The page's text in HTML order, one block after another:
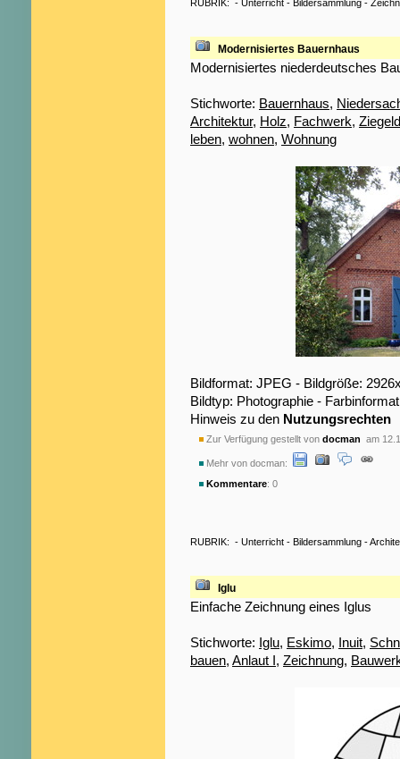
RUBRIK: - Unterricht - Bildersammlung -
Modernisiertes Bauernhaus
Modernisiertes niederdeutsches
Stichworte: Bauernhaus,
Architektur, Holz, Fachwerk,
leben, wohnen, Wohnung
Bildformat: JPEG - Bildgröße:
Bildtyp: Photographie -
Hinweis zu den Nutzungsrechten
Zur Verfügung gestellt von docman am
Mehr von docman:
Kommentare: 0
RUBRIK: - Unterricht - Bildersammlung -
Iglu
Einfache Zeichnung eines Iglus
Stichworte: Iglu, Eskimo, Inuit,
bauen, Anlaut I, Zeichnung,